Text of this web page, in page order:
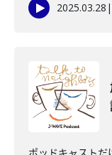
2025.03.28 |